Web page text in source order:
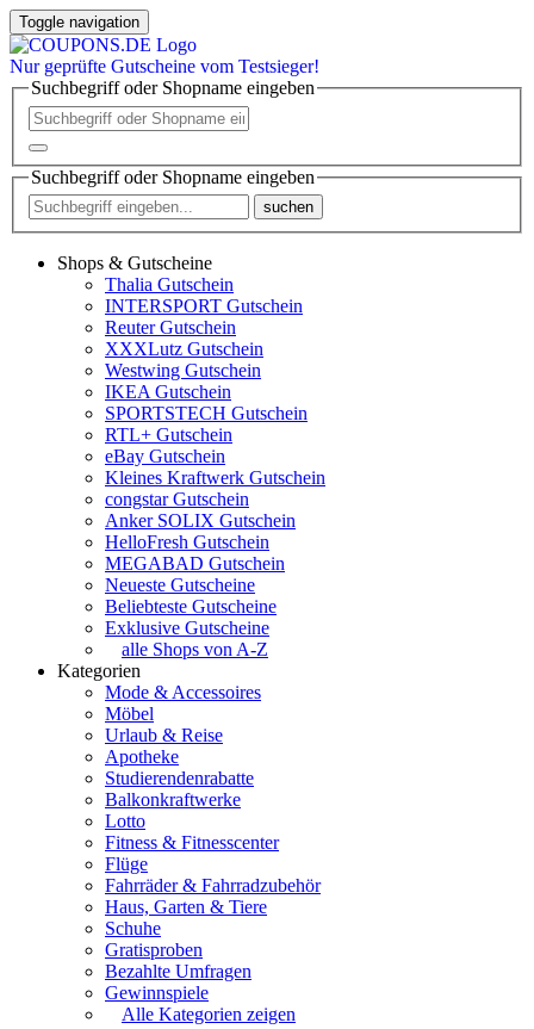
Toggle navigation
Nur geprüfte Gutscheine vom Testsieger!
Suchbegriff oder Shopname eingeben
Suchbegriff oder Shopname eingeben
suchen
Shops & Gutscheine
Thalia Gutschein
INTERSPORT Gutschein
Reuter Gutschein
XXXLutz Gutschein
Westwing Gutschein
IKEA Gutschein
SPORTSTECH Gutschein
RTL+ Gutschein
eBay Gutschein
Kleines Kraftwerk Gutschein
congstar Gutschein
Anker SOLIX Gutschein
HelloFresh Gutschein
MEGABAD Gutschein
Neueste Gutscheine
Beliebteste Gutscheine
Exklusive Gutscheine
alle Shops von A-Z
Kategorien
Mode & Accessoires
Möbel
Urlaub & Reise
Apotheke
Studierendenrabatte
Balkonkraftwerke
Lotto
Fitness & Fitnesscenter
Flüge
Fahrräder & Fahrradzubehör
Haus, Garten & Tiere
Schuhe
Gratisproben
Bezahlte Umfragen
Gewinnspiele
Alle Kategorien zeigen